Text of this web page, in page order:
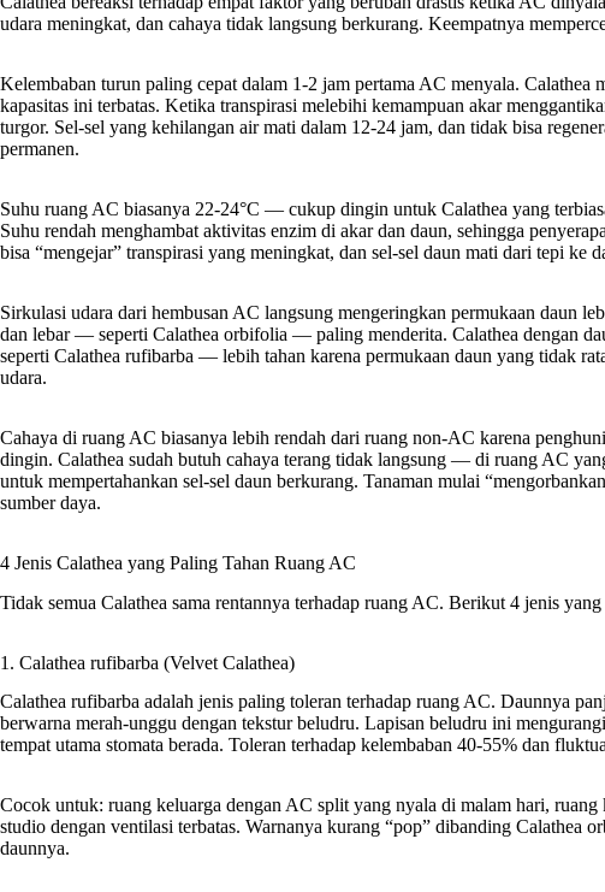
udara meningkat, dan cahaya tidak langsung berkurang. Keempatnya
Kelembaban turun paling cepat dalam 1-2 jam pertama AC menyala. Calathea
kapasitas ini terbatas. Ketika transpirasi melebihi kemampuan akar
turgor. Sel-sel yang kehilangan air mati dalam 12-24 jam, dan tidak bisa
permanen.
Suhu ruang AC biasanya 22-24°C — cukup dingin untuk Calathea yang
Suhu rendah menghambat aktivitas enzim di akar dan daun, sehingga
bisa “mengejar” transpirasi yang meningkat, dan sel-sel daun mati dari tepi ke
Sirkulasi udara dari hembusan AC langsung mengeringkan permukaan daun
dan lebar — seperti Calathea orbifolia — paling menderita. Calathea dengan
seperti Calathea rufibarba — lebih tahan karena permukaan daun yang tidak
udara.
Cahaya di ruang AC biasanya lebih rendah dari ruang non-AC karena
dingin. Calathea sudah butuh cahaya terang tidak langsung — di ruang AC
untuk mempertahankan sel-sel daun berkurang. Tanaman mulai
sumber daya.
4 Jenis Calathea yang Paling Tahan Ruang AC
Tidak semua Calathea sama rentannya terhadap ruang AC. Berikut 4 jenis
1. Calathea rufibarba (Velvet Calathea)
Calathea rufibarba adalah jenis paling toleran terhadap ruang AC. Daunnya
berwarna merah-unggu dengan tekstur beludru. Lapisan beludru ini
tempat utama stomata berada. Toleran terhadap kelembaban 40-55% dan
Cocok untuk: ruang keluarga dengan AC split yang nyala di malam hari,
studio dengan ventilasi terbatas. Warnanya kurang “pop” dibanding Calathea
daunnya.